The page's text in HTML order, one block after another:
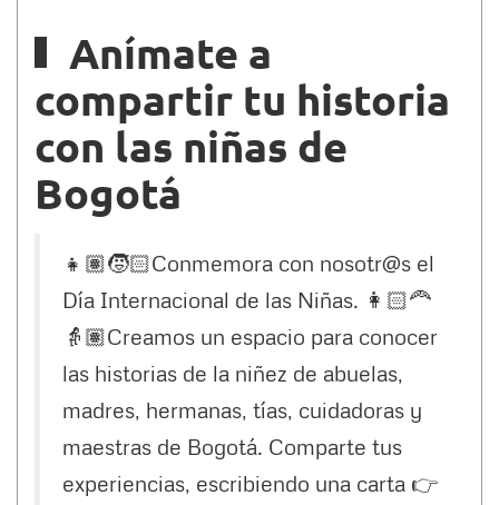
Anímate a
compartir tu historia
con las niñas de
Bogotá
👧🏽🧒🏻Conmemora con nosotr@s el
Día Internacional de las Niñas. 👩🏻‍🦰
👵🏽Creamos un espacio para conocer
las historias de la niñez de abuelas,
madres, hermanas, tías, cuidadoras y
maestras de Bogotá. Comparte tus
experiencias, escribiendo una carta 👉